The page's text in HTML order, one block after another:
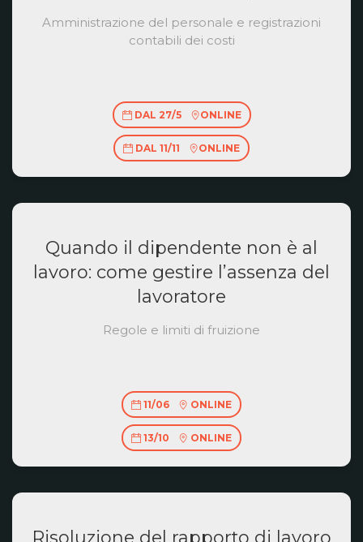
Amministrazione del personale e registrazioni
contabili dei costi
DAL 27/5 ONLINE
DAL 11/11 ONLINE
Quando il dipendente non è al
lavoro: come gestire l’assenza del
lavoratore
Regole e limiti di fruizione
11/06 ONLINE
13/10 ONLINE
Risoluzione del rapporto di lavoro